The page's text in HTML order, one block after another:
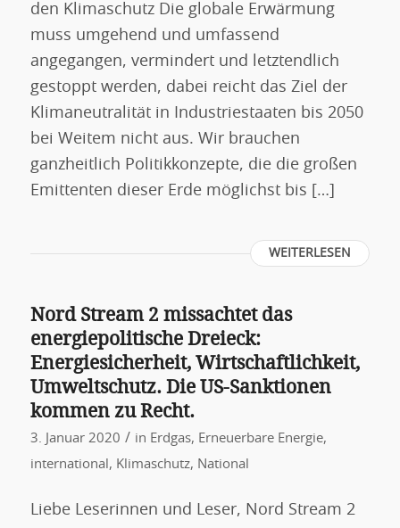
den Klimaschutz Die globale Erwärmung
muss umgehend und umfassend
angegangen, vermindert und letztendlich
gestoppt werden, dabei reicht das Ziel der
Klimaneutralität in Industriestaaten bis 2050
bei Weitem nicht aus. Wir brauchen
ganzheitlich Politikkonzepte, die die großen
Emittenten dieser Erde möglichst bis […]
WEITERLESEN
Nord Stream 2 missachtet das
energiepolitische Dreieck:
Energiesicherheit, Wirtschaftlichkeit,
Umweltschutz. Die US-Sanktionen
kommen zu Recht.
3. Januar 2020 / in Erdgas, Erneuerbare Energie,
international , Klimaschutz, National
Liebe Leserinnen und Leser, Nord Stream 2